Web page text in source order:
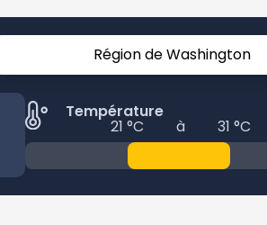
Région de Washington
Température
21 °C à 31 °C